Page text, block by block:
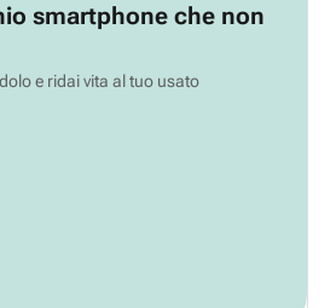
smartphone che non
e ridai vita al tuo usato